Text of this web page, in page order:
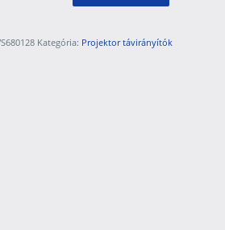
Kategória: Projektor távirányítók